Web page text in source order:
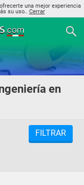
una mejor experiencia
su uso.. Cerrar
en
FILTRAR